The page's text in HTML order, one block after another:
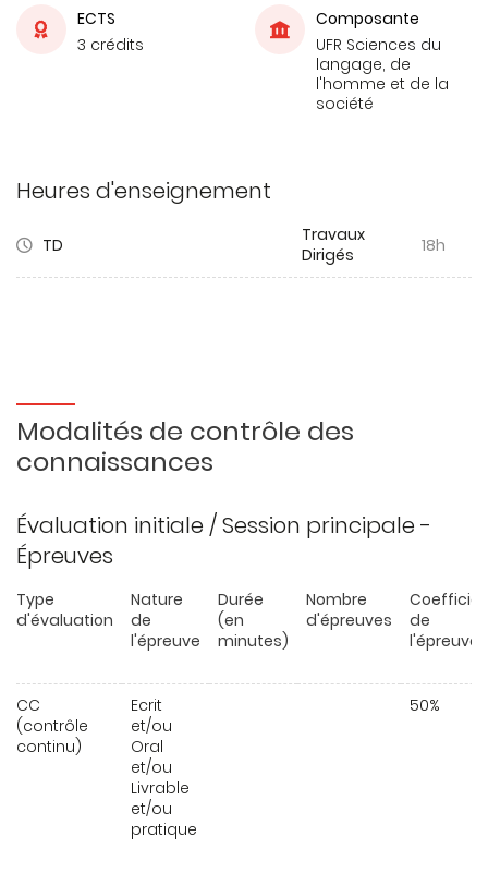
ECTS
3 crédits
Composante
UFR Sciences du
langage, de
l'homme et de la
société
Heures d'enseignement
TD
Travaux
Dirigés
18h
Modalités de contrôle des
connaissances
Évaluation initiale / Session principale -
Épreuves
Type
d'évaluation
Nature
de
l'épreuve
Durée
(en
minutes)
Nombre
d'épreuves
de
l'épreuve
CC
(contrôle
continu)
Ecrit
et/ou
Oral
et/ou
Livrable
et/ou
pratique
50%